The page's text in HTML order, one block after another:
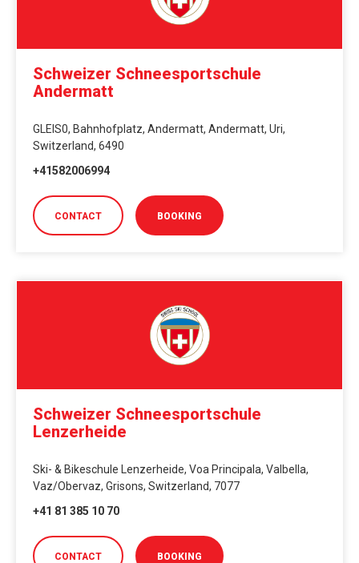
Schweizer Schneesportschule
Andermatt
GLEIS0, Bahnhofplatz, Andermatt, Andermatt, Uri,
Switzerland, 6490
+41582006994
CONTACT BOOKING
Schweizer Schneesportschule
Lenzerheide
Ski- & Bikeschule Lenzerheide, Voa Principala, Valbella,
Vaz/Obervaz, Grisons, Switzerland, 7077
+41 81 385 10 70
CONTACT BOOKING